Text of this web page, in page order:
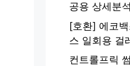
공용 상세분석
[호환] 에코
스 일회용 걸
컨트롤프릭